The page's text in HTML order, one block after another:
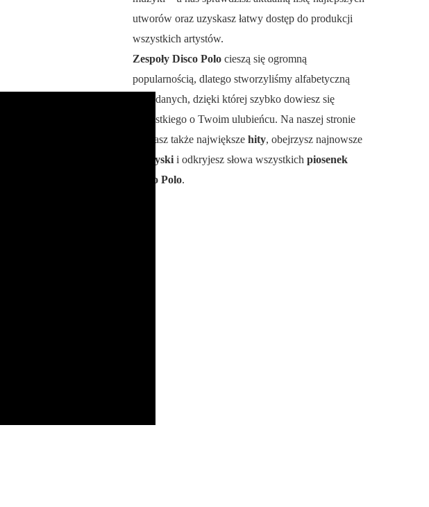
utworów oraz uzyskasz łatwy dostęp do produkcji
wszystkich artystów.
Zespoły Disco Polo cieszą się ogromną
popularnością, dlatego stworzyliśmy alfabetyczną
bazę danych, dzięki której szybko dowiesz się
wszystkiego o Twoim ulubieńcu. Na naszej stronie
poznasz także największe hity, obejrzysz najnowsze
teledyski i odkryjesz słowa wszystkich piosenek
Disco Polo.